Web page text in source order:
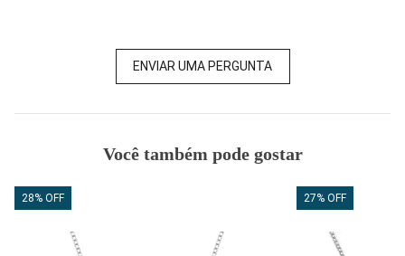
ENVIAR UMA PERGUNTA
Você também pode gostar
28% OFF 27% OFF